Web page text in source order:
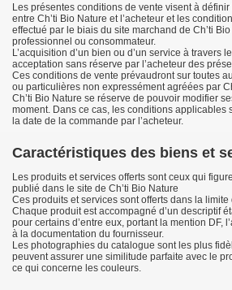
Les présentes conditions de vente visent à
entre Ch’ti Bio Nature et l’acheteur et les
effectué par le biais du site marchand de Ch’ti
professionnel ou consommateur.
L’acquisition d’un bien ou d’un service à travers
acceptation sans réserve par l’acheteur des
Ces conditions de vente prévaudront sur toutes
ou particulières non expressément agréées par
Ch’ti Bio Nature se réserve de pouvoir modifier
moment. Dans ce cas, les conditions applicables
la date de la commande par l’acheteur.
Caractéristiques des biens et
Les produits et services offerts sont ceux qui
publié dans le site de Ch’ti Bio Nature
Ces produits et services sont offerts dans la limite
Chaque produit est accompagné d’un descriptif
pour certains d’entre eux, portant la mention DF,
à la documentation du fournisseur.
Les photographies du catalogue sont les plus
peuvent assurer une similitude parfaite avec le
ce qui concerne les couleurs.